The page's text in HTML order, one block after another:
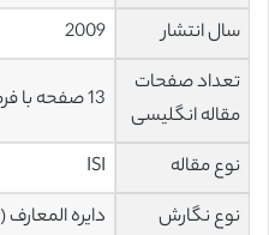
سال انتشار
2009
تعداد صفحات
مقاله انگلیسی
13 صفحه با فرمت pdf
نوع مقاله
ISI
نوع نگارش
دایره المعارف (Encyclopedia)